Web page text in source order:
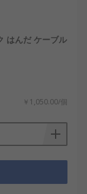
はんだ ケーブル
￥1,050.00/個